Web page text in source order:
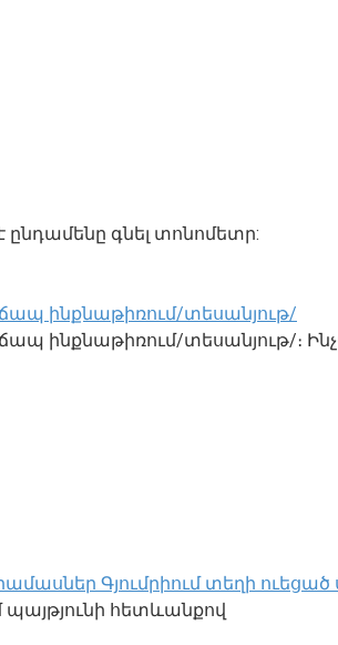
ընդամենը գնել տոնոմետր:
ինքնաթիռում/տեսանյութ/
ինքնաթիռում/տեսանյութ/։
Գյումրիում տեղի ուեցած
պայթյունի հետևանքով